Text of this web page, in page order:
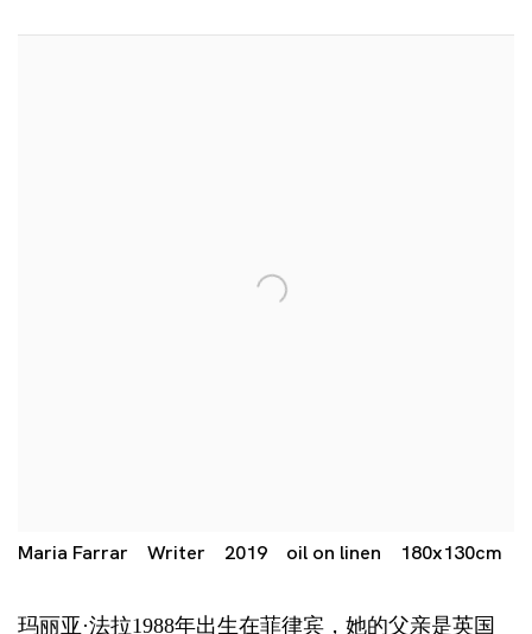
Maria Farrar Writer 2019 oil on linen 180x130cm
玛丽亚·法拉1988年出生在菲律宾，她的父亲是英国